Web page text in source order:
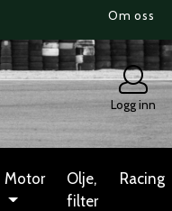
Om oss
Logg inn
Motor
Olje,
filter
Racing